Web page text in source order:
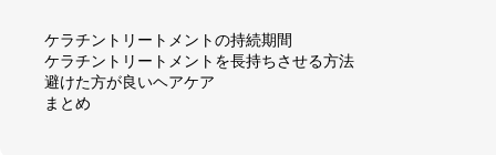
ケラチントリートメントの持続期間
ケラチントリートメントを長持ちさせる方法
避けた方が良いヘアケア
まとめ